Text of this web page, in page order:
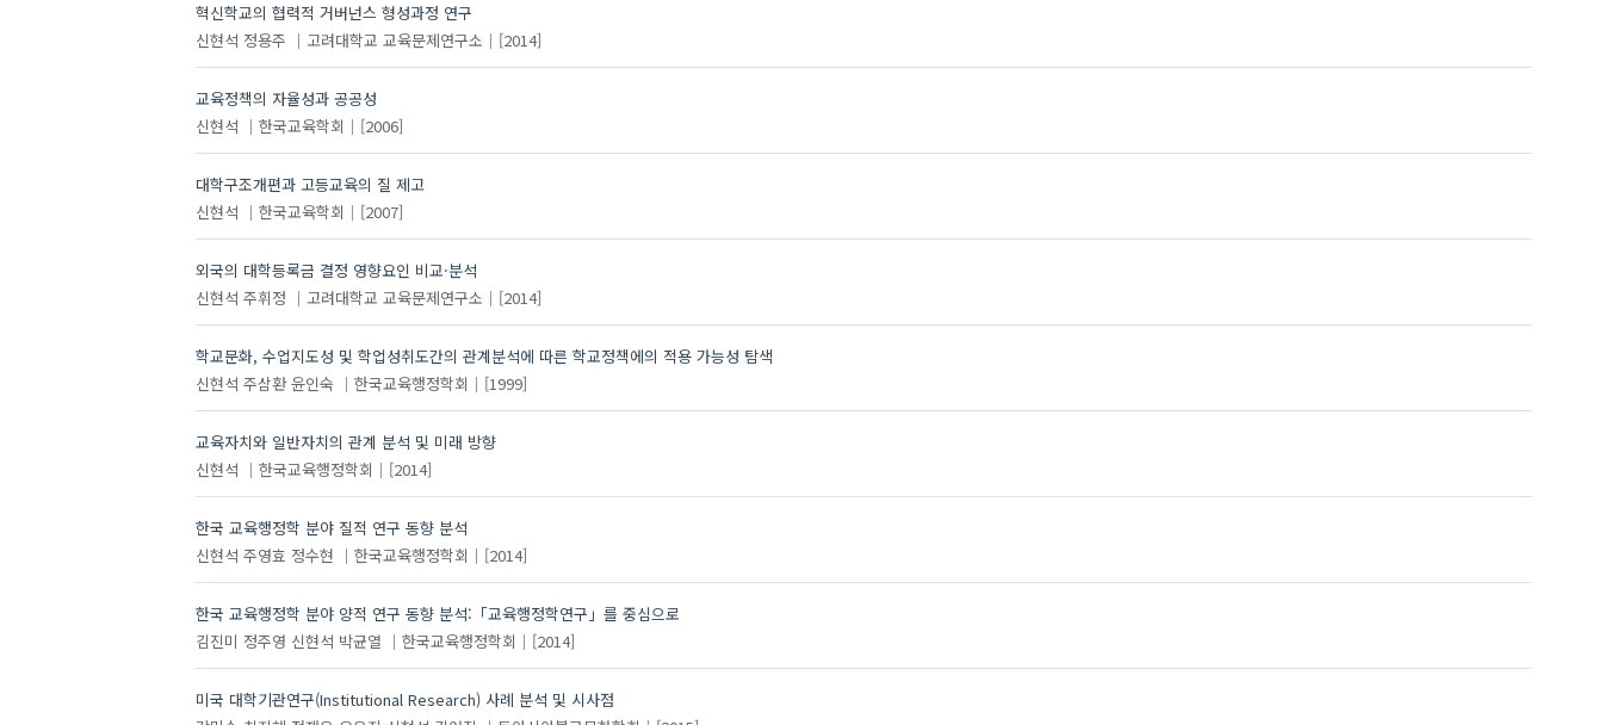
주제
generalautonomy
researchthemes
결정구조
고등교육
교육행정
연구 동향
혁신학교의 협력적 거버넌스 형성과정 연구
신현석 정용주 고려대학교 교육문제연구소 [2014]
교육정책의 자율성과 공공성
신현석
한국교육학회 [2006]
대학구조개편과 고등교육의 질 제고
신현석
한국교육학회 [2007]
외국의 대학등록금 결정 영향요인 비교·분석
신현석 주휘정 고려대학교 교육문제연구소 [2014]
학교문화, 수업지도성 및 학업성취도간의 관계분석에 따른 학교정책에의 적용 가능성 탐색
신현석 주삼환 윤인숙 한국교육행정학회 [1999]
교육자치와 일반자치의 관계 분석 및 미래 방향
신현석
한국교육행정학회 [2014]
한국 교육행정학 분야 질적 연구 동향 분석
신현석 주영효 정수현 한국교육행정학회 [2014]
한국 교육행정학 분야 양적 연구 동향 분석:「교육행정학연구」를 중심으로
김진미 정주영 신현석 박균열 한국교육행정학회 [2014]
미국 대학기관연구(Institutional Research) 사례 분석 및 시사점